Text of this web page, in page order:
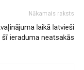
Nākamais raksts
laikā latvieši
šī ieraduma neatsakās